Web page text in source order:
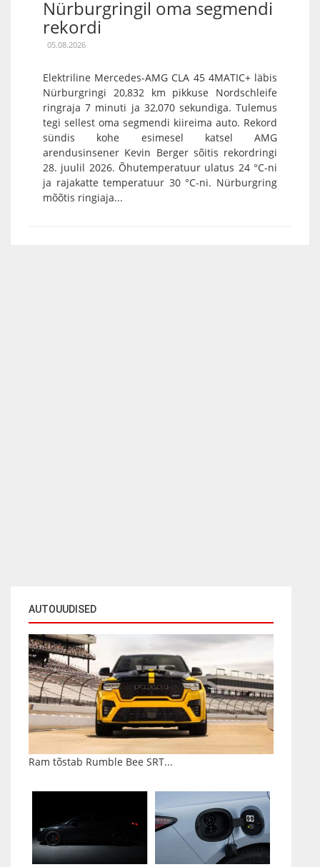
AUTOUUDISED
Ram tõstab Rumble Bee SRT...
Nürburgringil oma segmendi
rekordi
05.08.2026
Elektriline Mercedes-AMG CLA 45 4MATIC+ läbis
Nürburgringi 20,832 km pikkuse Nordschleife
ringraja 7 minuti ja 32,070 sekundiga. Tulemus
tegi sellest oma segmendi kiireima auto. Rekord
sündis kohe esimesel katsel AMG
arendusinsener Kevin Berger sõitis rekordringi
28. juulil 2026. Õhutemperatuur ulatus 24 °C-ni
ja rajakatte temperatuur 30 °C-ni. Nürburgring
mõõtis ringiaja...